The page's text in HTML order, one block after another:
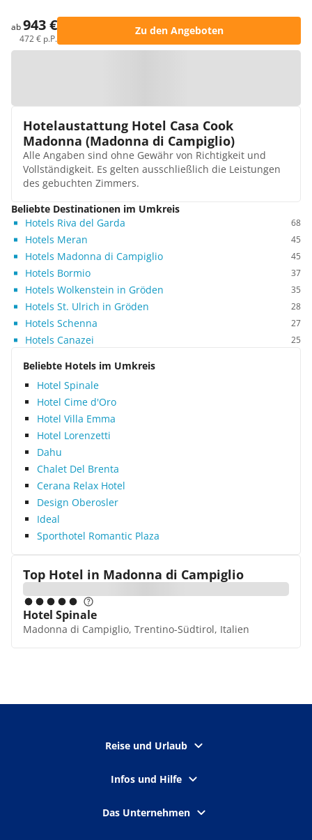
ab943 €
472 € p.P.
Zu den Angeboten
Hotelaustattung Hotel Casa Cook
Madonna (Madonna di Campiglio)
Alle Angaben sind ohne Gewähr von Richtigkeit und
Vollständigkeit. Es gelten ausschließlich die Leistungen
des gebuchten Zimmers.
Beliebte Destinationen im Umkreis
Hotels Riva del Garda
68
Hotels Meran 45
Hotels Madonna di Campiglio 45
Hotels Bormio 37
Hotels Wolkenstein in Gröden 35
Hotels St. Ulrich in Gröden 28
Hotels Schenna 27
Hotels Canazei 25
Beliebte Hotels im Umkreis
Hotel Spinale
Hotel Cime d'Oro
Hotel Villa Emma
Hotel Lorenzetti
Dahu
Chalet Del Brenta
Cerana Relax Hotel
Design Oberosler
Ideal
Sporthotel Romantic Plaza
Top Hotel in Madonna di Campiglio
Hotel Spinale
Madonna di Campiglio, Trentino-Südtirol, Italien
Reise und Urlaub
Infos und Hilfe
Das Unternehmen